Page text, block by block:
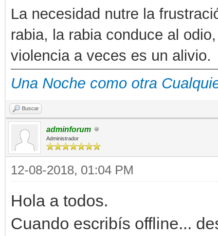
La necesidad nutre la
rabia, la rabia conduce al
violencia a veces es un alivio.
Una Noche como otra
Buscar
adminforum
Administrador
12-08-2018, 01:04 PM
Hola a todos.
Cuando escribís offline...